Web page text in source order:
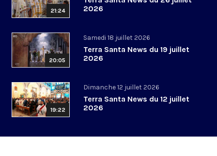
21:24
2026
20:05
Samedi 18 juillet 2026
Terra Santa News du 19 juillet
2026
19:22
Dimanche 12 juillet 2026
Terra Santa News du 12 juillet
2026